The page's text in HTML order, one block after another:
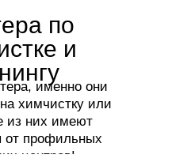
по
и
именно они
химчистку или
из них имеют
от профильных
центров!